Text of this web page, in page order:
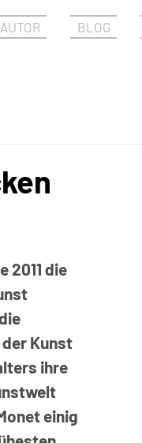
AUTOR BLOG
2011 die
Kunst
ihre
einig